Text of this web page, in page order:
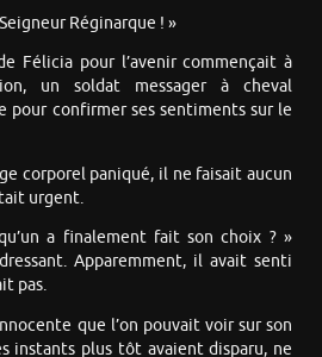
Réginarque ! »
Félicia pour l’avenir commençait à
un soldat messager à cheval
pour confirmer ses sentiments sur le
corporel paniqué, il ne faisait aucun
urgent.
a finalement fait son choix ? »
Apparemment, il avait senti
pas.
que l’on pouvait voir sur son
instants plus tôt avaient disparu, ne